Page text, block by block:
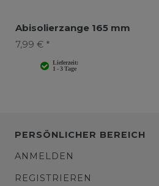
Abisolierzange 165 mm
7,99 € *
PERSÖNLICHER BEREICH
ANMELDEN
REGISTRIEREN